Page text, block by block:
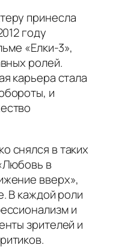
принесла
году
«Елки-3»,
ролей.
карьера стала
и
снялся в таких
в
вверх»,
В каждой роли
и
зрителей и